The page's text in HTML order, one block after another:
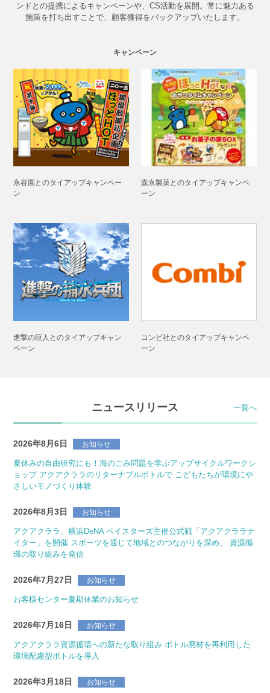
ンドとの提携によるキャンペーンや、CS活動を展開。常に魅力ある
施策を打ち出すことで、顧客獲得をバックアップいたします。
キャンペーン
永谷園とのタイアップキャンペー
ン
森永製菓とのタイアップキャンペ
ーン
進撃の巨人とのタイアップキャン
ペーン
コンビ社とのタイアップキャンペ
ーン
ニュースリリース 一覧へ
2026年8月6日 お知らせ
夏休みの自由研究にも！海のごみ問題を学ぶアップサイクルワークシ
ョップ アクアクララのリターナブルボトルで こどもたちが環境にや
さしいモノづくり体験
2026年8月3日 お知らせ
アクアクララ、横浜DeNA ベイスターズ主催公式戦「アクアクララナ
イター」を開催 スポーツを通じて地域とのつながりを深め、 資源循
環の取り組みを発信
2026年7月27日 お知らせ
お客様センター夏期休業のお知らせ
2026年7月16日 お知らせ
アクアクララ資源循環への新たな取り組み ボトル廃材を再利用した
環境配慮型ボトルを導入
2026年3月18日 お知らせ